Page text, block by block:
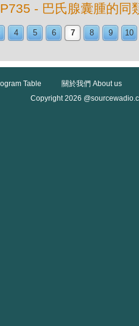
- 巴氏腺囊腫的同
4 5 6 7 8 9 10
Table
關於我們 About us
Copyright 2026